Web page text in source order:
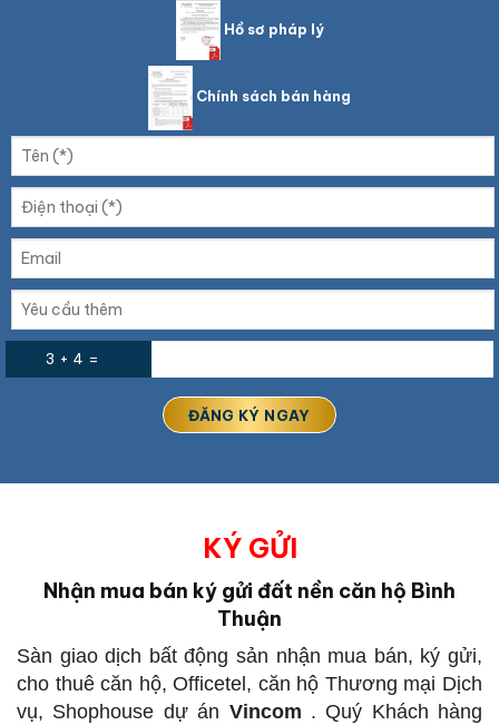
Hồ sơ pháp lý
Chính sách bán hàng
3 + 4 =
KÝ GỬI
Nhận mua bán ký gửi đất nền căn hộ Bình
Thuận
Sàn giao dịch bất động sản nhận mua bán, ký gửi,
cho thuê căn hộ, Officetel, căn hộ Thương mại Dịch
vụ, Shophouse dự án Vincom .Quý Khách hàng